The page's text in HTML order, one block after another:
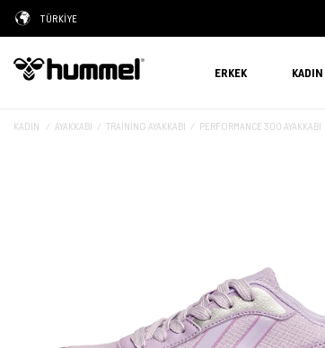
TÜRKİYE
ERKEK KADIN
KADIN AYAKKABI TRAINING AYAKKABI PERFORMANCE 300 AYAKKABI